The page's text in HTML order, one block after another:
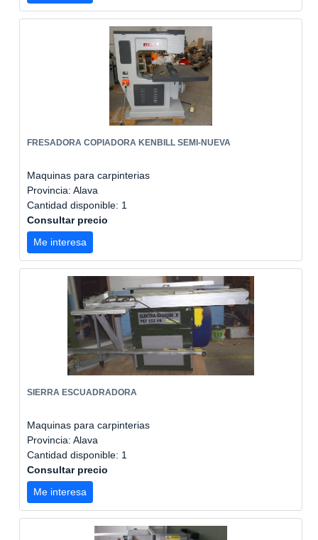
FRESADORA COPIADORA KENBILL SEMI-NUEVA
Maquinas para carpinterias
Provincia: Alava
Cantidad disponible: 1
Consultar precio
Me interesa
SIERRA ESCUADRADORA
Maquinas para carpinterias
Provincia: Alava
Cantidad disponible: 1
Consultar precio
Me interesa